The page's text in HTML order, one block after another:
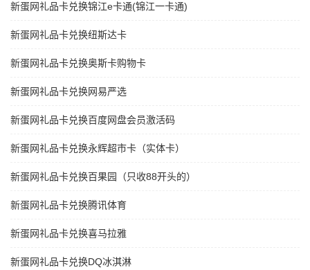
新蛋网礼品卡兑换锦江e卡通(锦江一卡通)
新蛋网礼品卡兑换纽斯达卡
新蛋网礼品卡兑换奥斯卡购物卡
新蛋网礼品卡兑换网易严选
新蛋网礼品卡兑换百度网盘会员激活码
新蛋网礼品卡兑换永辉超市卡（实体卡）
新蛋网礼品卡兑换百果园（只收88开头的）
新蛋网礼品卡兑换腾讯体育
新蛋网礼品卡兑换喜马拉雅
新蛋网礼品卡兑换DQ冰淇淋